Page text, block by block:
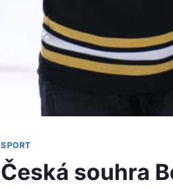
SPORT
Česká souhra